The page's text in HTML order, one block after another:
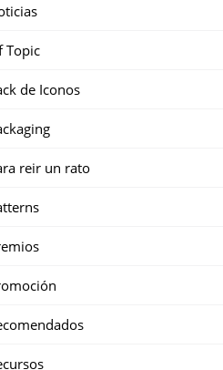
Topic
de Iconos
reir un rato